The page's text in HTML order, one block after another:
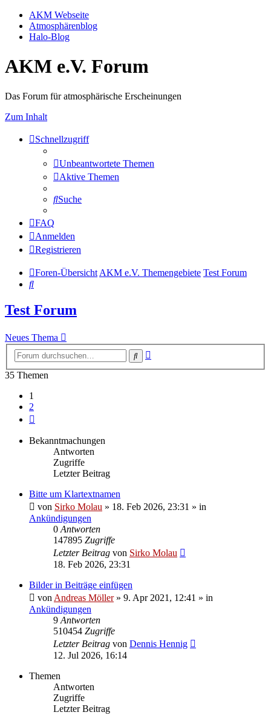
AKM Webseite
Atmosphärenblog
Halo-Blog
AKM e.V. Forum
Das Forum für atmosphärische Erscheinungen
Zum Inhalt
Schnellzugriff
Unbeantwortete Themen
Aktive Themen
Suche
FAQ
Anmelden
Registrieren
Foren-Übersicht AKM e.V. Themengebiete Test Forum
Suche
Test Forum
Neues Thema
Suche
35 Themen
1
2
Bekanntmachungen
Antworten
Zugriffe
Letzter Beitrag
Bitte um Klartextnamen
von Sirko Molau » 18. Feb 2026, 23:31 » in
Ankündigungen
0 Antworten
147895 Zugriffe
Letzter Beitrag von Sirko Molau
18. Feb 2026, 23:31
Bilder in Beiträge einfügen
von Andreas Möller» 9. Apr 2021, 12:41 » in
Ankündigungen
9 Antworten
510454 Zugriffe
Letzter Beitrag von Dennis Hennig
12. Jul 2026, 16:14
Themen
Antworten
Zugriffe
Letzter Beitrag